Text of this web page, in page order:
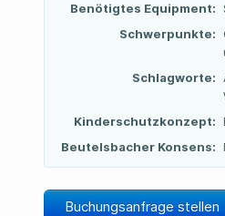
Benötigtes Equipment:
Schwerpunkte:
Schlagworte:
Kinderschutzkonzept:
Beutelsbacher Konsens:
Buchungsanfrage stellen